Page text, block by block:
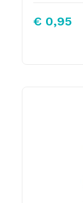
€ 0,95